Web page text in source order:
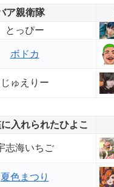
ア親衛隊
とっぴー
ボドカ
じゅえりー
入れられたひよこ
志海いちご
夏色まつり